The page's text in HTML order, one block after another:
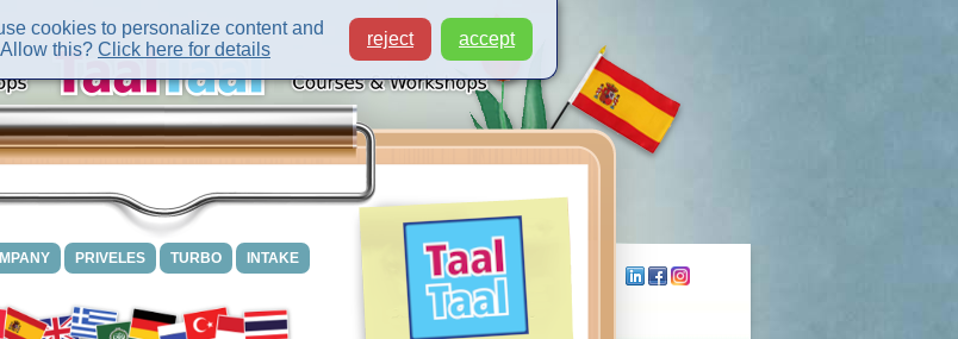
PRIVELES TURBO INTAKE
cookies to personalize content and
this? Click here for details
reject accept